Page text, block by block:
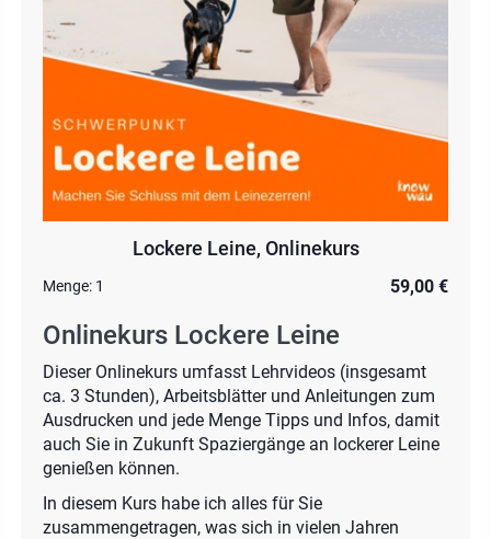
Lockere Leine, Onlinekurs
Menge: 1 59,00 €
Onlinekurs Lockere Leine
Dieser Onlinekurs umfasst Lehrvideos (insgesamt
ca. 3 Stunden), Arbeitsblätter und Anleitungen zum
Ausdrucken und jede Menge Tipps und Infos, damit
auch Sie in Zukunft Spaziergänge an lockerer Leine
genießen können.
In diesem Kurs habe ich alles für Sie
zusammengetragen, was sich in vielen Jahren